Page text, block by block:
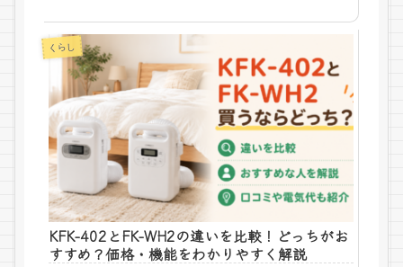
くらし
KFK-402とFK-WH2の違いを比較！どっちがお
すすめ？価格・機能をわかりやすく解説